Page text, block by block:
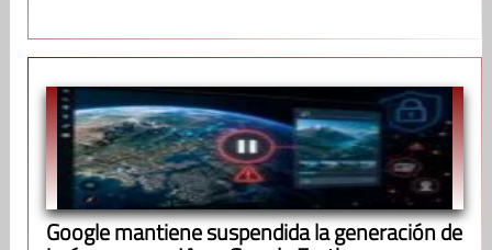
Google mantiene suspendida la generación de